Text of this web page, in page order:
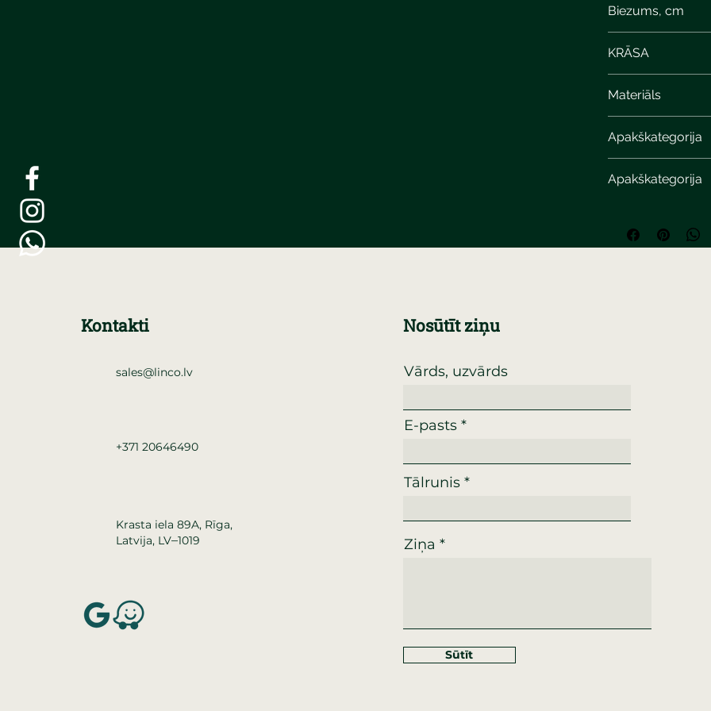
Biezums, cm
KRĀSA
Materiāls
Apakškategorija
Apakškategorija
Kontakti
sales@linco.lv
+371 20646490
Krasta iela 89A, Rīga,
Latvija, LV–1019
Nosūtīt ziņu
Vārds, uzvārds
E-pasts
Tālrunis
Ziņa
Sūtīt